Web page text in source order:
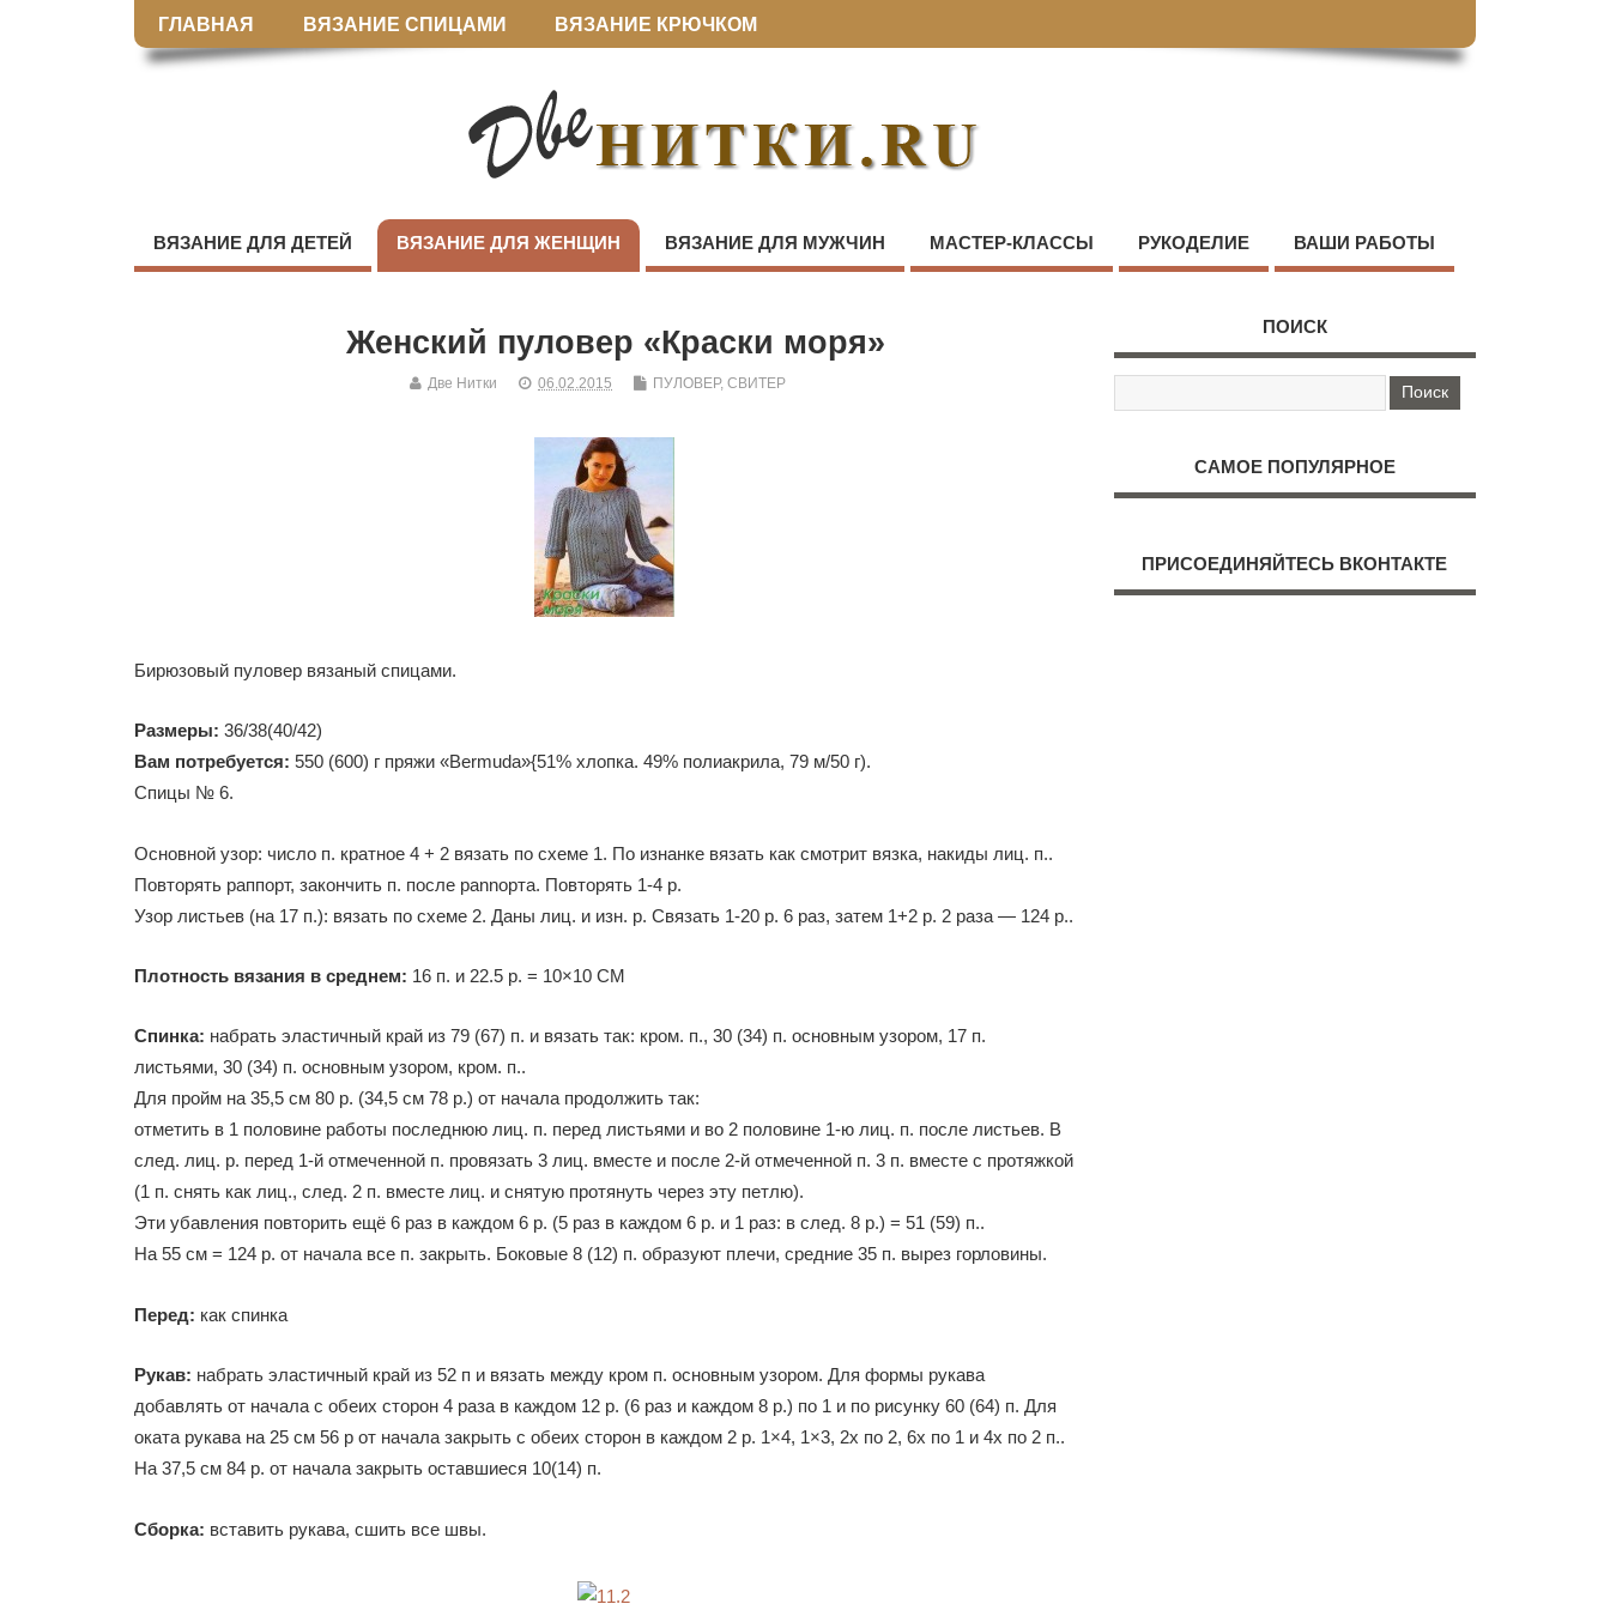
ГЛАВНАЯ ВЯЗАНИЕ СПИЦАМИ ВЯЗАНИЕ КРЮЧКОМ
ВЯЗАНИЕ ДЛЯ ДЕТЕЙ ВЯЗАНИЕ ДЛЯ ЖЕНЩИН ВЯЗАНИЕ ДЛЯ МУЖЧИН МАСТЕР-КЛАССЫ РУКОДЕЛИЕ ВАШИ РАБОТЫ
Женский пуловер «Краски моря»
Две Нитки 06.02.2015 ПУЛОВЕР, СВИТЕР
Бирюзовый пуловер вязаный спицами.
Размеры: 36/38(40/42)
Вам потребуется: 550 (600) г пряжи «Bermuda»{51% хлопка. 49% полиакрила, 79 м/50 г).
Спицы № 6.
Основной узор: число п. кpaтное 4 + 2 вязать по схеме 1. По изнанке вязать как смотрит вязка, накиды лиц. п..
Повторять раппорт, закончить п. после pannopтa. Повторять 1-4 р.
Узор листьев (на 17 п.): вязать по схеме 2. Даны лиц. и изн. р. Связать 1-20 p. 6 раз, затем 1+2 р. 2 раза — 124 р..
Плотность вязания в среднем: 16 п. и 22.5 р. = 10×10 СМ
Спинка: набрать эластичный край из 79 (67) п. и вязать так: кром. п., 30 (34) п. основным узором, 17 п.
листьями, 30 (34) п. основным узором, кром. п..
Для пройм на 35,5 см 80 р. (34,5 см 78 р.) от начала продолжить так:
отметить в 1 половине работы последнюю лиц. п. перед листьями и во 2 половине 1-ю лиц. п. после листьев. В
след. лиц. р. перед 1-й отмеченной п. провязать 3 лиц. вместе и после 2-й отмеченной п. 3 п. вместе с протяжкой
(1 п. снять как лиц., след. 2 п. вместе лиц. и снятую протянуть через эту петлю).
Эти убавления повторить ещё 6 раз в каждом 6 р. (5 раз в каждом 6 р. и 1 раз: в след. 8 р.) = 51 (59) п..
На 55 см = 124 p. oт начала все п. закрыть. Боковые 8 (12) п. образуют плечи, средние 35 п. вырез горловины.
Перед: как спинка
Рукав: набрать эластичный край из 52 п и вязать между кром п. основным узором. Для формы рукава
добавлять от начала с обеих сторон 4 раза в каждом 12 р. (6 раз и каждом 8 р.) по 1 и по рисунку 60 (64) п. Для
оката рукава на 25 см 56 р oт начала закрыть с обеих сторон в каждом 2 р. 1×4, 1×3, 2х по 2, 6х по 1 и 4х по 2 п..
На 37,5 см 84 р. от начала закрыть оставшиеся 10(14) п.
Сборка: вставить рукава, сшить все швы.
ПОИСК
САМОЕ ПОПУЛЯРНОЕ
ПРИСОЕДИНЯЙТЕСЬ ВКОНТАКТЕ